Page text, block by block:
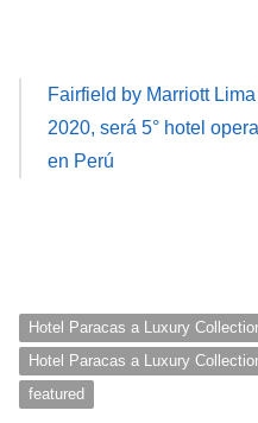
Fairfield by Marriott
2020, será 5° hotel
en Perú
Hotel Paracas a Luxury
Hotel Paracas a Luxury
featured